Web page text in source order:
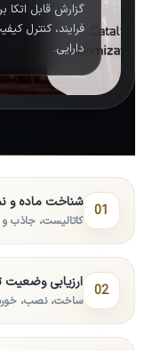
گزارش قابل اتکا
فرایند، کنترل
دارایی.
01 شناخت ماده و
کاتالیست، جاذب
02 ارزیابی وضعیت
ساخت، نصب،